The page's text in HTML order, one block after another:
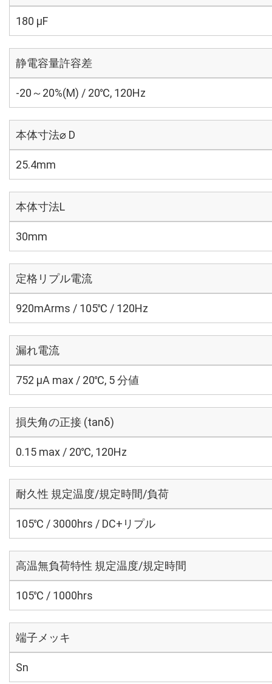
180 µF
静電容量許容差
-20～20%(M) / 20℃, 120Hz
本体寸法⌀ D
25.4mm
本体寸法L
30mm
定格リプル電流
920mArms / 105℃ / 120Hz
漏れ電流
752 μA max / 20℃, 5 分値
損失角の正接 (tanδ)
0.15 max / 20℃, 120Hz
耐久性 規定温度/規定時間/負荷
105℃ / 3000hrs / DC+リプル
高温無負荷特性 規定温度/規定時間
105℃ / 1000hrs
端子メッキ
Sn